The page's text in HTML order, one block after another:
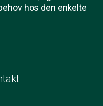
hos den enkelte